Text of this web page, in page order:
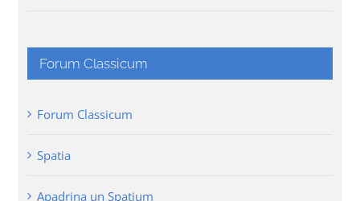
Forum Classicum
Forum Classicum
Spatia
Apadrina un Spatium